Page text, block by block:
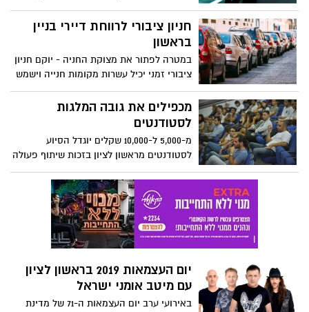
היעדים שאפתניים ביותר, הצוות הטוב ביותר
שניתן היה לגייס והתוצאה? אכזבה רבתית.
האם תהיה עונה שנייה ל 2025?
חניון ציבורי לרווחת דיירי בניין
בראשון
במטרה לפתור את מצוקת החניה - יוקם חניון
ציבורי זמני יכיל עשרות מקומות חנייה וישמש
את דיירי מגדלי ראשונים בנחלת יהודה.
החניון הוא המשך לצביעת החניונים במרכזים
המסחריים מערב העיר במטרה להקל על
מכפילים את גובה המלגות
לסטודנטים
מ-5,000 ל-10,000 שקלים יוגדל הסיוע
לסטודנטים מראשון לציון בזכות שיתוף פעולה
של עיריית ראשון לציון עם מפעל הפיס. גם
המלגות החברתיות המיועדות לתושבי העיר
הלומדים במכללה למינהל יעלו
יום העצמאות 2019 בראשון לציון
עם מיטב אומני ישראל
באירועי ערב יום העצמאות ה-71 של מדינת